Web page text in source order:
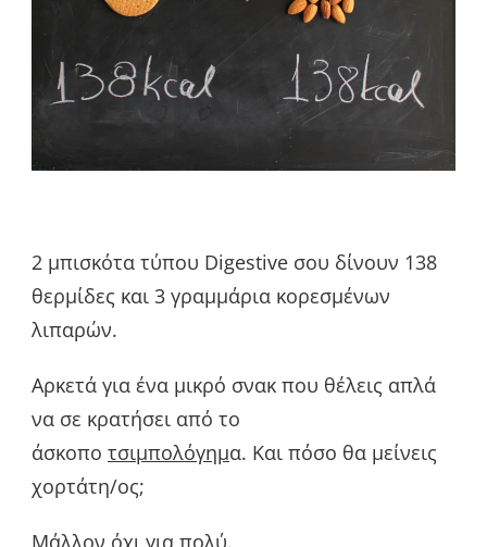
2 μπισκότα τύπου Digestive σου δίνουν 138
θερμίδες και 3 γραμμάρια κορεσμένων
λιπαρών.
Αρκετά για ένα μικρό σνακ που θέλεις απλά
να σε κρατήσει από το
άσκοπο τσιμπολόγημα. Και πόσο θα μείνεις
χορτάτη/oς;